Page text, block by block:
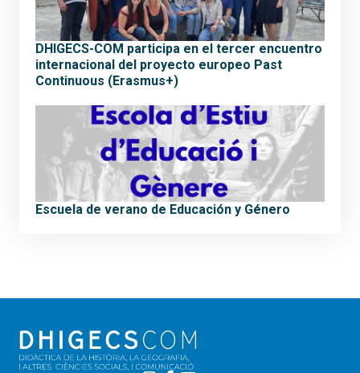
DHIGECS-COM participa en el tercer encuentro
internacional del proyecto europeo Past
Continuous (Erasmus+)
Escuela de verano de Educación y Género